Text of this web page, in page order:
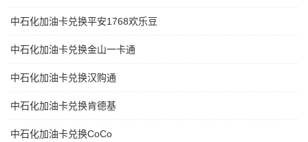
中石化加油卡兑换平安1768欢乐豆
中石化加油卡兑换金山一卡通
中石化加油卡兑换汉购通
中石化加油卡兑换肯德基
中石化加油卡兑换CoCo